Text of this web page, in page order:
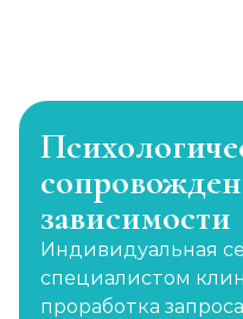
зависимости
Индивидуальная
специалистом
проработка